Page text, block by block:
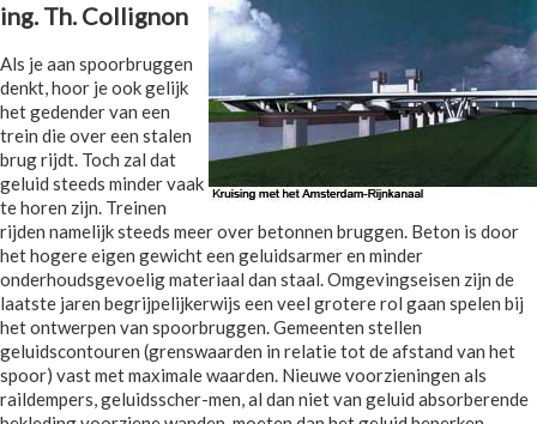
ing. Th. Collignon
Als je aan spoorbruggen
denkt, hoor je ook gelijk
het gedender van een
trein die over een stalen
brug rijdt. Toch zal dat
geluid steeds minder vaak
te horen zijn. Treinen
rijden namelijk steeds meer over betonnen bruggen. Beton is door
het hogere eigen gewicht een geluidsarmer en minder
onderhoudsgevoelig materiaal dan staal. Omgevingseisen zijn de
laatste jaren begrijpelijkerwijs een veel grotere rol gaan spelen bij
het ontwerpen van spoorbruggen. Gemeenten stellen
geluidscontouren (grenswaarden in relatie tot de afstand van het
spoor) vast met maximale waarden. Nieuwe voorzieningen als
raildempers, geluidsscher-men, al dan niet van geluid absorberende